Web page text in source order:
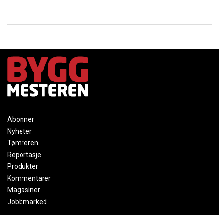
Abonner
Nyheter
Tømreren
Reportasje
Produkter
Kommentarer
Magasiner
Jobbmarked